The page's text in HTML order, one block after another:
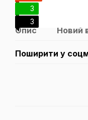
3
3
Опис Новий
Поширити у